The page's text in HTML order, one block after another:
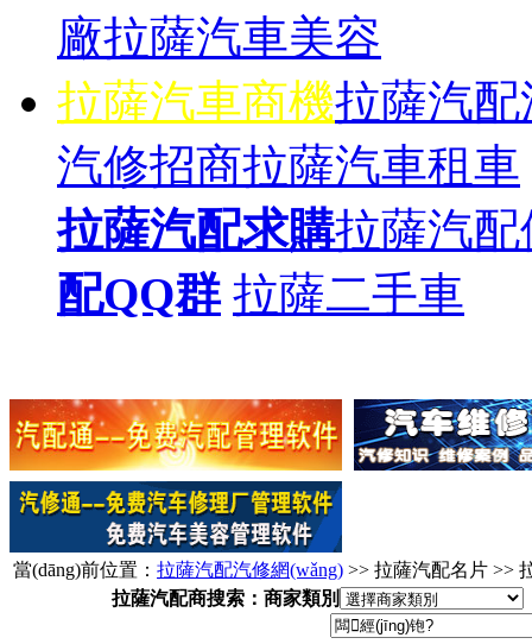
廠拉薩汽車美容
拉薩汽車商機拉薩汽
汽修招商拉薩汽車租車
拉薩汽配求購拉薩汽配
配QQ群 拉薩二手車
當(dāng)前位置： 拉薩汽配汽修網(wǎng) >> 拉薩汽配名片 >>
拉薩汽配商搜索：商家類別